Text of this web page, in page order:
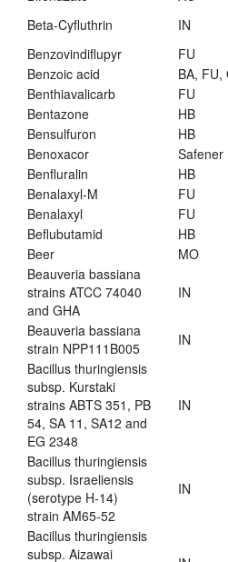
Beta-Cyfluthrin
IN
Benzovindiflupyr
FU
Benzoic acid
BA, FU,
Benthiavalicarb
FU
Bentazone
HB
Bensulfuron
HB
Benoxacor
Safener
Benfluralin
HB
Benalaxyl-M
FU
Benalaxyl
FU
Beflubutamid
HB
Beer
MO
Beauveria bassiana
strains ATCC 74040
and GHA
IN
Beauveria bassiana
strain NPP111B005
IN
Bacillus thuringiensis
subsp. Kurstaki
strains ABTS 351, PB
54, SA 11, SA12 and
EG 2348
IN
Bacillus thuringiensis
subsp. Israeliensis
(serotype H-14)
strain AM65-52
IN
Bacillus thuringiensis
subsp. Aizawai